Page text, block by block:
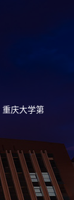
庆大学第